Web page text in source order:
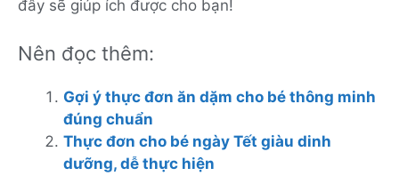
đây sẽ giúp ích được cho bạn!
Nên đọc thêm:
Gợi ý thực đơn ăn dặm cho bé thông minh
đúng chuẩn
Thực đơn cho bé ngày Tết giàu dinh
dưỡng, dễ thực hiện